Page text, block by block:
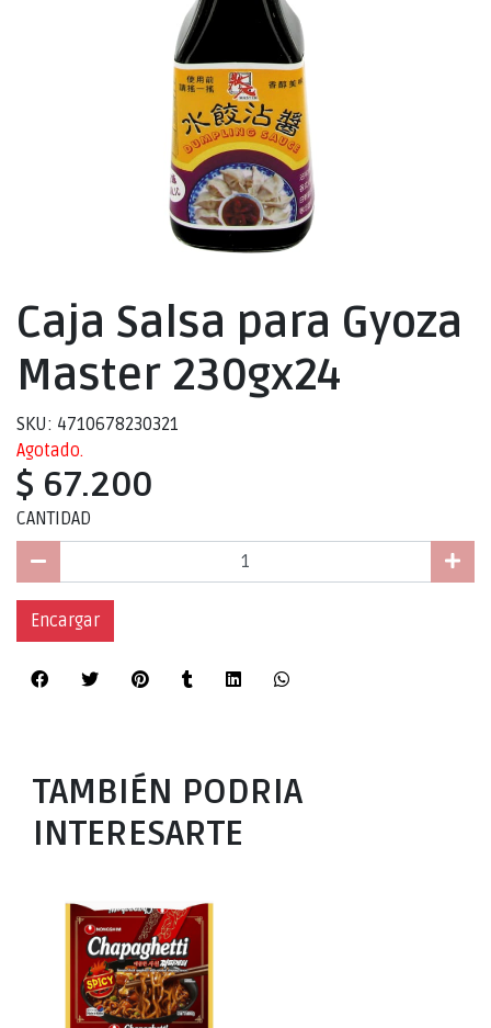
Caja Salsa para Gyoza
Master 230gx24
SKU: 4710678230321
Agotado.
$ 67.200
CANTIDAD
Encargar
TAMBIÉN PODRIA
INTERESARTE